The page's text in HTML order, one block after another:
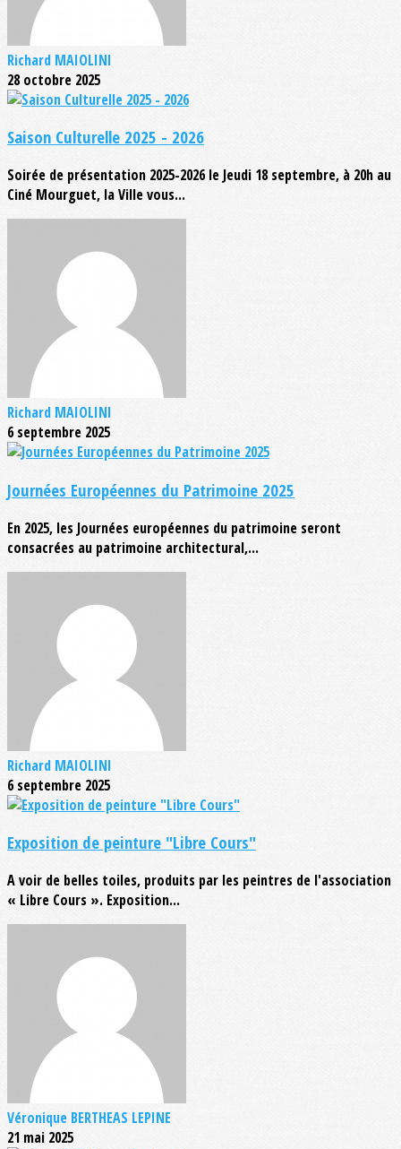
Richard MAIOLINI
28 octobre 2025
Saison Culturelle 2025 - 2026
Soirée de présentation 2025-2026 le Jeudi 18 septembre, à 20h au
Ciné Mourguet, la Ville vous...
Richard MAIOLINI
6 septembre 2025
Journées Européennes du Patrimoine 2025
En 2025, les Journées européennes du patrimoine seront
consacrées au patrimoine architectural,...
Richard MAIOLINI
6 septembre 2025
Exposition de peinture "Libre Cours"
A voir de belles toiles, produits par les peintres de l'association
« Libre Cours ». Exposition...
Véronique BERTHEAS LEPINE
21 mai 2025